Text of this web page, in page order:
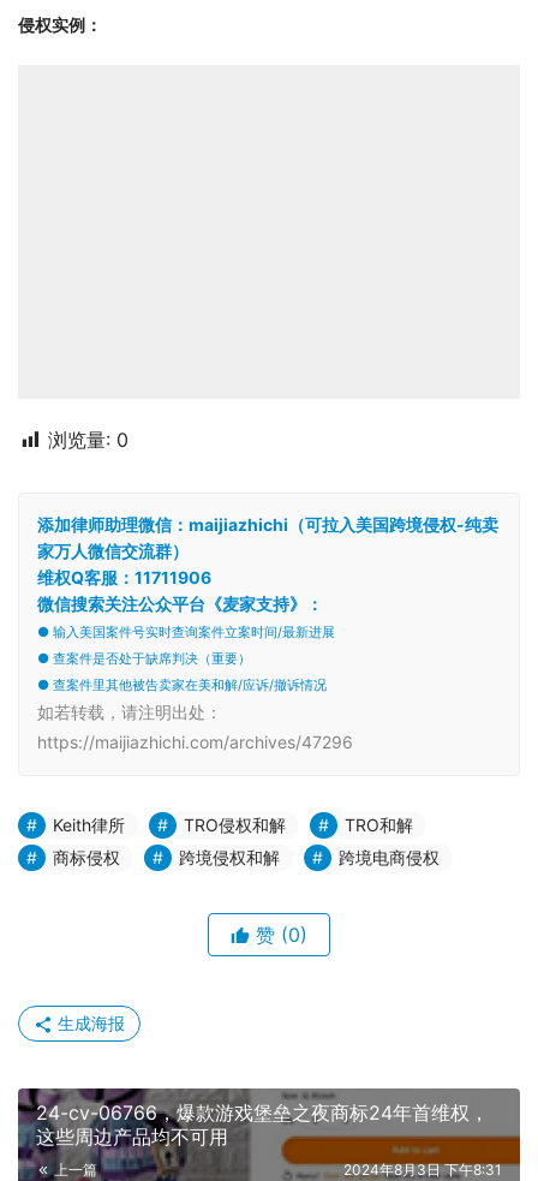
侵权实例：
浏览量: 0
添加律师助理微信：maijiazhichi（可拉入美国跨境侵权-纯卖
家万人微信交流群）
维权Q客服：11711906
微信搜索关注公众平台《麦家支持》：
● 输入美国案件号实时查询案件立案时间/最新进展
● 查案件是否处于缺席判决（重要）
● 查案件里其他被告卖家在美和解/应诉/撤诉情况
如若转载，请注明出处：
https://maijiazhichi.com/archives/47296
Keith律所 TRO侵权和解
TRO和解
商标侵权
跨境侵权和解 跨境电商侵权
赞 (0)
生成海报
24-cv-06766，爆款游戏堡垒之夜商标24年首维权，
这些周边产品均不可用
上一篇 2024年8月3日 下午8:31